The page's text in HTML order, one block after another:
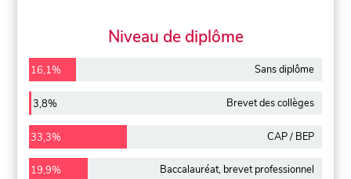
Niveau de diplôme
16,1% Sans diplôme
3,8% Brevet des collèges
33,3% CAP / BEP
19,9% Baccalauréat, brevet professionnel